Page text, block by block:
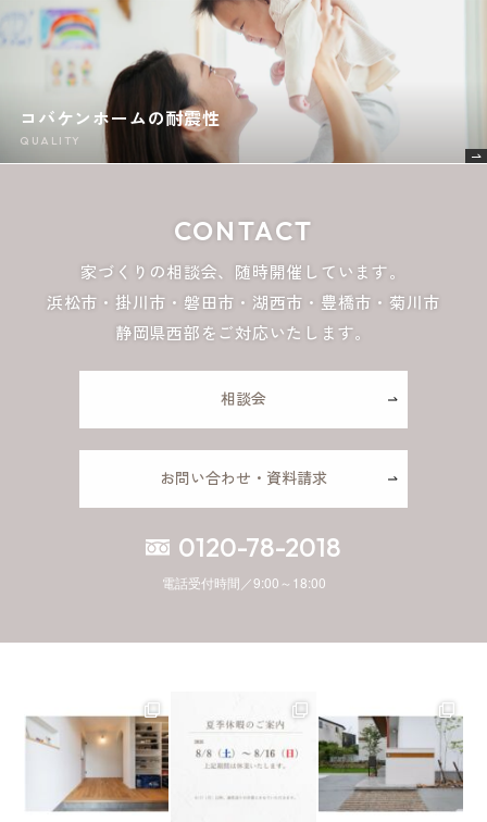
コバケンホームの耐震性
QUALITY
CONTACT
家づくりの相談会、随時開催しています。
浜松市・掛川市・磐田市・湖西市・豊橋市・菊川市
静岡県西部をご対応いたします。
相談会
お問い合わせ・資料請求
0120-78-2018
電話受付時間／9:00～18:00